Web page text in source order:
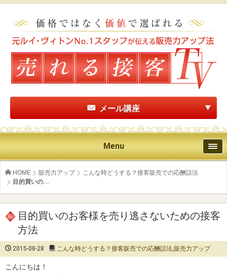
メール講座
Menu
HOME 販売力アップ
こんな時どうする？接客販売での応酬話法
目的買いの...
目的買いのお客様を売り逃さないための接客
方法
2015-08-28 こんな時どうする？接客販売での応酬話法,販売力アップ
こんにちは！